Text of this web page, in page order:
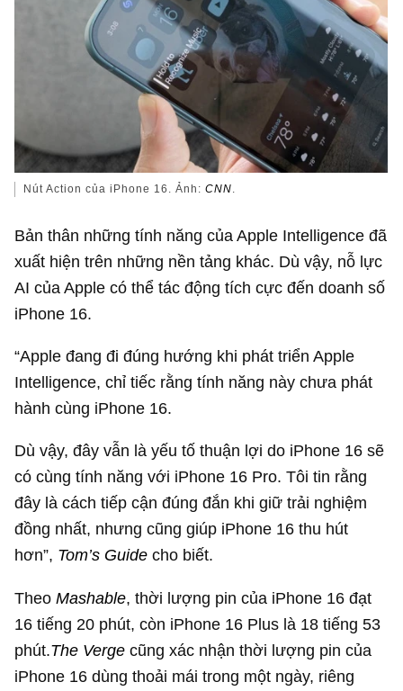
Nút Action của iPhone 16. Ảnh:CNN
Bản thân những tính năng của Apple Intelligence đã
xuất hiện trên những nền tảng khác. Dù vậy, nỗ lực
AI của Apple có thể tác động tích cực đến doanh số
iPhone 16.
“Apple đang đi đúng hướng khi phát triển Apple
Intelligence, chỉ tiếc rằng tính năng này chưa phát
hành cùng iPhone 16.
Dù vậy, đây vẫn là yếu tố thuận lợi do iPhone 16 sẽ
có cùng tính năng với iPhone 16 Pro. Tôi tin rằng
đây là cách tiếp cận đúng đắn khi giữ trải nghiệm
đồng nhất, nhưng cũng giúp iPhone 16 thu hút
hơn”, Tom’s Guide cho biết.
TheoMashable, thời lượng pin của iPhone 16 đạt
16 tiếng 20 phút, còn iPhone 16 Plus là 18 tiếng 53
phút.The Verge cũng xác nhận thời lượng pin của
iPhone 16 dùng thoải mái trong một ngày, riêng